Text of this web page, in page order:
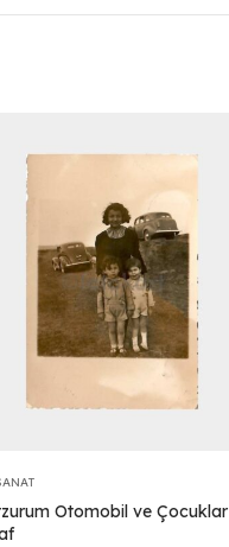
Otomobil ve Çocuklar